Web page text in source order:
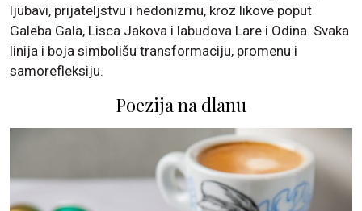
ljubavi, prijateljstvu i hedonizmu, kroz likove poput
Galeba Gala, Lisca Jakova i labudova Lare i Odina. Svaka
linija i boja simbolišu transformaciju, promenu i
samorefleksiju.
Poezija na dlanu